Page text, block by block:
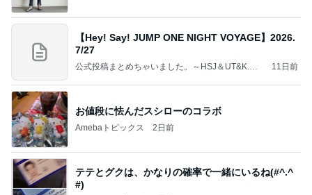
【Hey! Say! JUMP ONE NIGHT VOYAGE】2026.
7/27
公式投稿まとめちゃいました。～HSJ＆UT&K.O.
11日前
お値段に怯んだスシローのコラボ
Amebaトピックス 2日前
テテとグクは、かなりの確率で一緒にいるね(#^.^
#)